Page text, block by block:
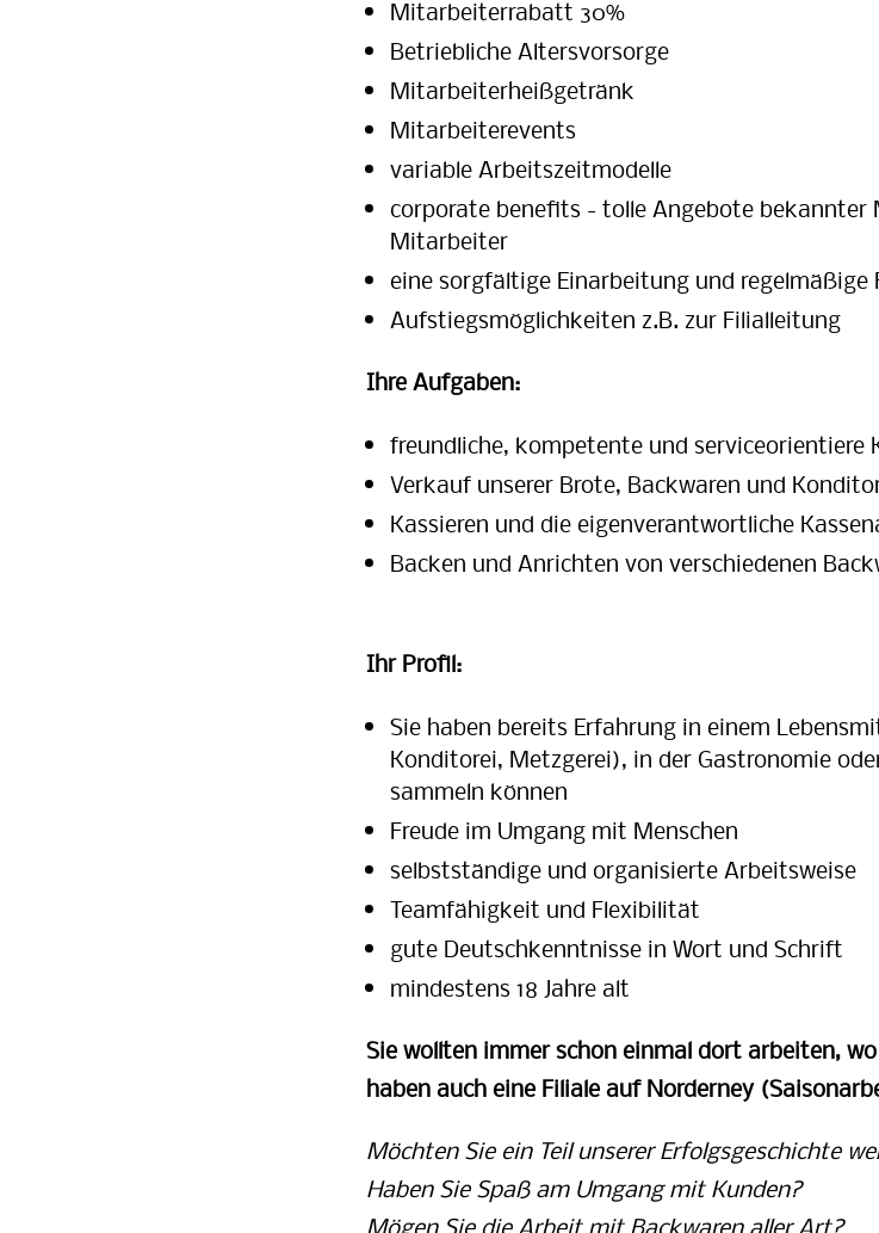
Mitarbeiterrabatt 30%
Betriebliche Altersvorsorge
Mitarbeiterheißgetränk
Mitarbeiterevents
variable Arbeitszeitmodelle
corporate benefits - tolle Angebote bekannter
Mitarbeiter
eine sorgfältige Einarbeitung und regelmäßige
Aufstiegsmöglichkeiten z.B. zur Filialleitung
Ihre Aufgaben:
freundliche, kompetente und serviceorientiere
Verkauf unserer Brote, Backwaren und
Kassieren und die eigenverantwortliche
Backen und Anrichten von verschiedenen
Ihr Profil:
Sie haben bereits Erfahrung in einem
Konditorei, Metzgerei), in der Gastronomie
sammeln können
Freude im Umgang mit Menschen
selbstständige und organisierte Arbeitsweise
Teamfähigkeit und Flexibilität
gute Deutschkenntnisse in Wort und Schrift
mindestens 18 Jahre alt
Sie wollten immer schon einmal dort arbeiten,
haben auch eine Filiale auf Norderney
Möchten Sie ein Teil unserer Erfolgsgeschichte
Haben Sie Spaß am Umgang mit Kunden?
Mögen Sie die Arbeit mit Backwaren aller Art?